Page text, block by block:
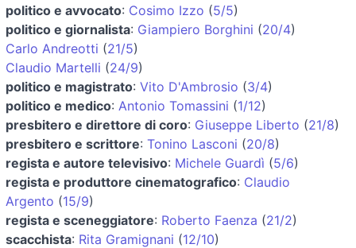
politico e avvocato: Cosimo Izzo (5/5)
politico e giornalista: Giampiero Borghini (20/4)
Carlo Andreotti (21/5)
Claudio Martelli (24/9)
politico e magistrato: Vito D'Ambrosio (3/4)
politico e medico: Antonio Tomassini (1/12)
presbitero e direttore di coro: Giuseppe Liberto (21/8)
presbitero e scrittore: Tonino Lasconi (20/8)
regista e autore televisivo: Michele Guardì (5/6)
regista e produttore cinematografico: Claudio
Argento (15/9)
regista e sceneggiatore: Roberto Faenza (21/2)
scacchista: Rita Gramignani (12/10)